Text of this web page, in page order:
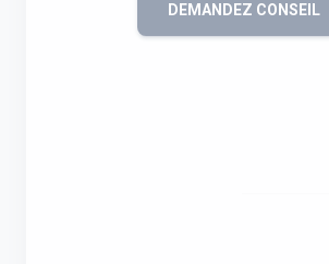
DEMANDEZ CONSEIL